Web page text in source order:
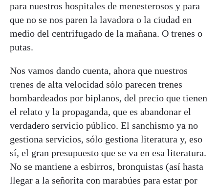
para nuestros hospitales de menesterosos y para
que no se nos paren la lavadora o la ciudad en
medio del centrifugado de la mañana. O trenes o
putas.
Nos vamos dando cuenta, ahora que nuestros
trenes de alta velocidad sólo parecen trenes
bombardeados por biplanos, del precio que tienen
el relato y la propaganda, que es abandonar el
verdadero servicio público. El sanchismo ya no
gestiona servicios, sólo gestiona literatura y, eso
sí, el gran presupuesto que se va en esa literatura.
No se mantiene a esbirros, bronquistas (así hasta
llegar a la señorita con marabúes para estar por